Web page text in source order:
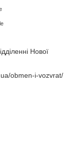
Нової
obmen-i-vozvrat/